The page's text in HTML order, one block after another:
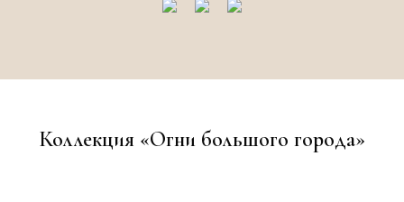
Коллекция «Огни большого города»